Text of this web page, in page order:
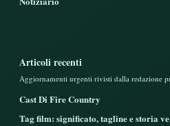
Articoli recenti
Aggiornamenti urgenti rivisti dalla redazione
Cast Di Fire Country
Tag film: significato, tagline e storia